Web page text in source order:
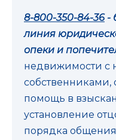
8-800-350-84-36-
линия
опеки и
недвижимости с
помощь в
установление
порядка